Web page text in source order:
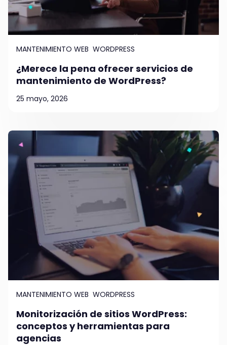
MANTENIMIENTO WEB WORDPRESS
¿Merece la pena ofrecer servicios de
mantenimiento de WordPress?
25 mayo, 2026
MANTENIMIENTO WEB WORDPRESS
Monitorización de sitios WordPress:
conceptos y herramientas para
agencias